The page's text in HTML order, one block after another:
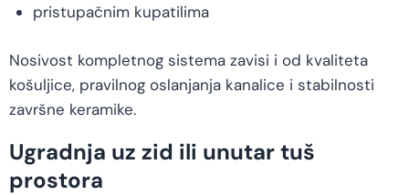
pristupačnim kupatilima
Nosivost kompletnog sistema zavisi i od kvaliteta
košuljice, pravilnog oslanjanja kanalice i stabilnosti
završne keramike.
Ugradnja uz zid ili unutar tuš
prostora